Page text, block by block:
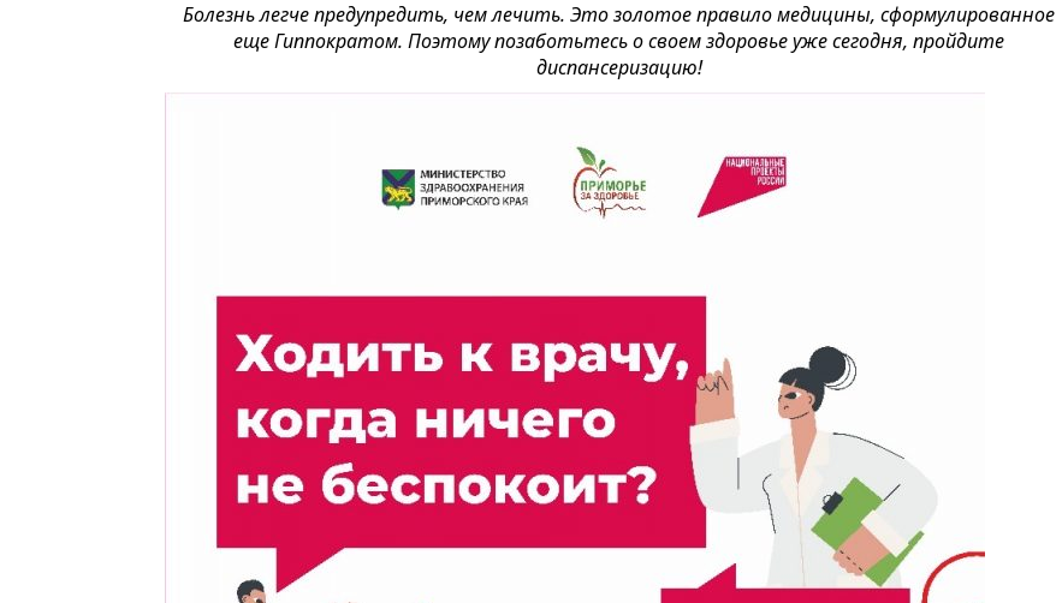
Болезнь легче предупредить, чем лечить. Это золотое правило медицины, сформулированное
еще Гиппократом. Поэтому позаботьтесь о своем здоровье уже сегодня, пройдите
диспансеризацию!